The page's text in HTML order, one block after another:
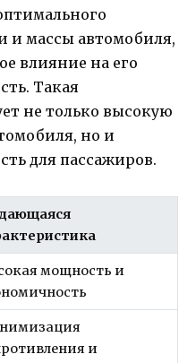
и массы автомобиля,
влияние на его
Такая
не только высокую
но и
для пассажиров.
мощность и
и